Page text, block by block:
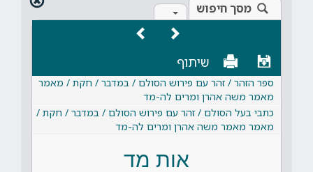
מסך חיפוש
שיתוף
ספר הזהר / זהר עם פירוש הסולם / במדבר / חקת / מאמר
מאמר משה אהרן ומרים לה-מד
כתבי בעל הסולם / זהר עם פירוש הסולם / במדבר / חקת /
מאמר מאמר משה אהרן ומרים לה-מד
אות מד